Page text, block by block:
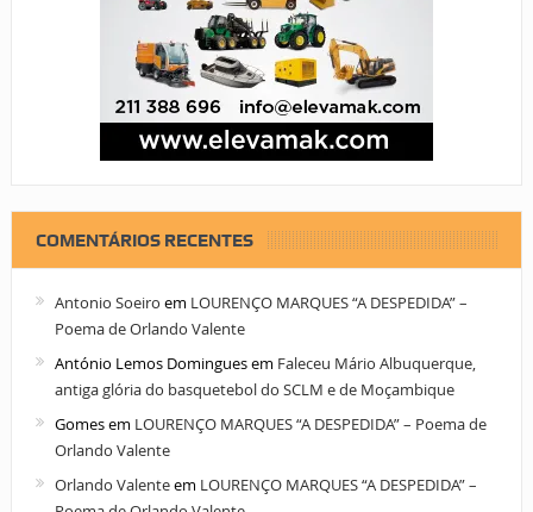
COMENTÁRIOS RECENTES
Antonio Soeiro em LOURENÇO MARQUES “A DESPEDIDA” –
Poema de Orlando Valente
António Lemos Dominguesem Faleceu Mário Albuquerque,
antiga glória do basquetebol do SCLM e de Moçambique
Gomesem LOURENÇO MARQUES “A DESPEDIDA” – Poema de
Orlando Valente
Orlando Valenteem LOURENÇO MARQUES “A DESPEDIDA” –